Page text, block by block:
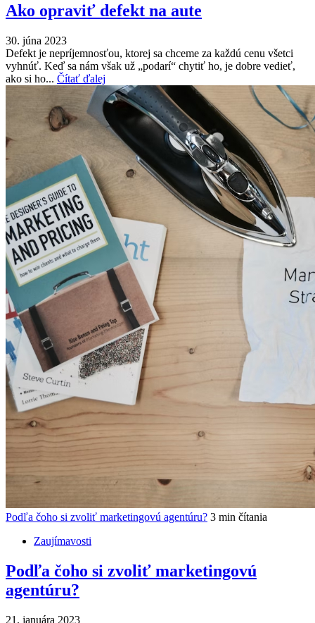
Ako opraviť defekt na aute
30. júna 2023
Defekt je nepríjemnosťou, ktorej sa chceme za každú cenu všetci
vyhnúť. Keď sa nám však už „podarí“ chytiť ho, je dobre vedieť,
ako si ho... Čítať ďalej
Podľa čoho si zvoliť marketingovú agentúru? 3 min čítania
Zaujímavosti
Podľa čoho si zvoliť marketingovú
agentúru?
21. januára 2023